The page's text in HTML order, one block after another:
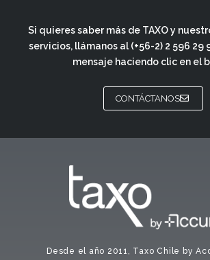
Si quieres saber más de TAXO y
servicios, llámanos al (+56-2) 2 596 29
mensaje haciendo clic en el
CONTÁCTANOS
Desde el año 2011, Taxo Chile by